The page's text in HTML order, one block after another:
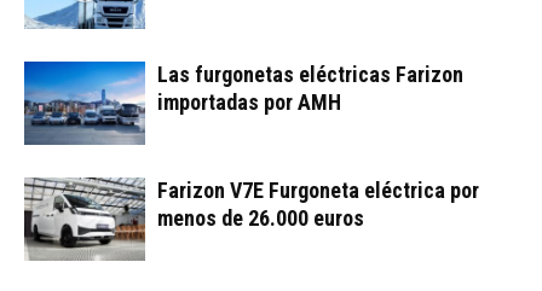
Las furgonetas eléctricas Farizon
importadas por AMH
Farizon V7E Furgoneta eléctrica por
menos de 26.000 euros